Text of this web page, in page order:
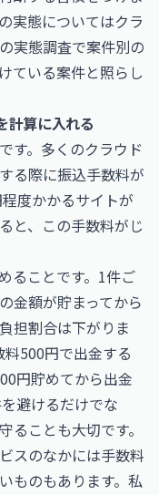
実態についてはクラ
実態調査で案件別の
ている案件と照らし
計算に入れる
す。多くのクラウド
る際に振込手数料が
度かかるサイトが
と、この手数料がじ
ることです。1件ご
金額が貯まってから
担割合は下がりま
500円で出金する
円貯めてから出金
避けるだけでな
ることも大切です。
スのなかには手数料
ものもあります。私